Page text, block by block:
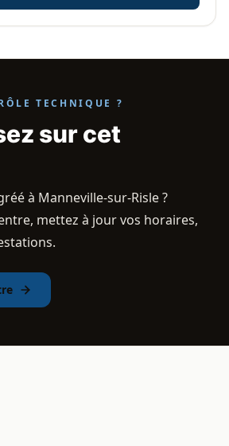
TECHNIQUE ?
sur cet
à Manneville-sur-Risle ?
mettez à jour vos horaires,